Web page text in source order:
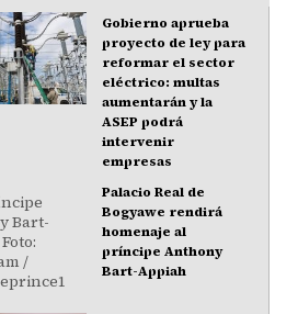
Gobierno aprueba
proyecto de ley para
reformar el sector
eléctrico: multas
aumentarán y la
ASEP podrá
intervenir
empresas
Palacio Real de
Bogyawe rendirá
homenaje al
príncipe Anthony
Bart-Appiah